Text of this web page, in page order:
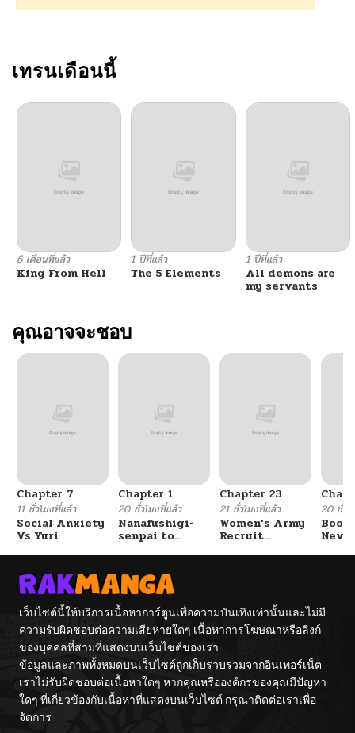
ตอนที่ 1
เทรนเดือนนี้
6 เดือนที่แล้ว
King From Hell
1 ปีที่แล้ว
The 5 Elements
1 ปีที่แล้ว
All demons are
my servants
คุณอาจจะชอบ
Chapter 7
11 ชั่วโมงที่แล้ว
Social Anxiety
Vs Yuri
Chapter 1
20 ชั่วโมงที่แล้ว
Nanafushigi-
senpai to
Chapter 23
21 ชั่วโมงที่แล้ว
Women’s Army
Recruit
20 ชั่วโ
เว็บไซต์นี้ให้บริการเนื้อหาการ์ตูนเพื่อความบันเทิงเท่านั้นและไม่มี
ความรับผิดชอบต่อความเสียหายใดๆ เนื้อหาการโฆษณาหรือลิงก์
ของบุคคลที่สามที่แสดงบนเว็บไซต์ของเรา
ข้อมูลและภาพทั้งหมดบนเว็บไซต์ถูกเก็บรวบรวมจากอินเทอร์เน็ต
เราไม่รับผิดชอบต่อเนื้อหาใดๆ หากคุณหรือองค์กรของคุณมีปัญหา
ใดๆ ที่เกี่ยวข้องกับเนื้อหาที่แสดงบนเว็บไซต์ กรุณาติดต่อเราเพื่อ
จัดการ